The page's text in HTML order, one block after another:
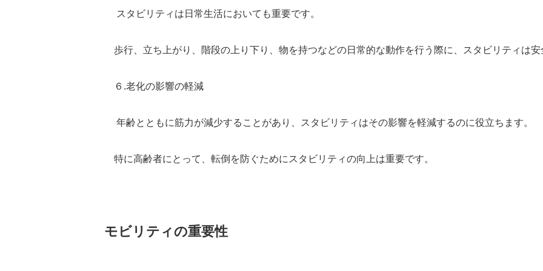
スタビリティは日常生活においても重要です。
歩行、立ち上がり、階段の上り下り、物を持つなどの日常的な動作を行う際に、スタビリティは安
６.老化の影響の軽減
年齢とともに筋力が減少することがあり、スタビリティはその影響を軽減するのに役立ちます。
特に高齢者にとって、転倒を防ぐためにスタビリティの向上は重要です。
モビリティの重要性